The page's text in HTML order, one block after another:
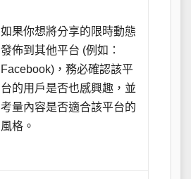
如果你想將分享的限時動態
發佈到其他平台 (例如：
Facebook)，務必確認該平
台的用戶是否也感興趣，並
考量內容是否適合該平台的
風格。